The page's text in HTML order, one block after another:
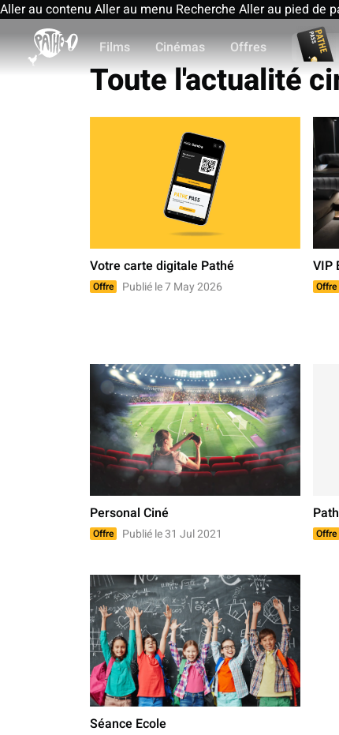
Aller au contenu Aller au menu Recherche Aller au pied de
Films
Cinémas Offres
Toute l'actualité
Votre carte digitale Pathé
Offre Publié le 7 May 2026
VIP
Offre
Personal Ciné
Offre Publié le 31 Jul 2021 Offre
Séance Ecole